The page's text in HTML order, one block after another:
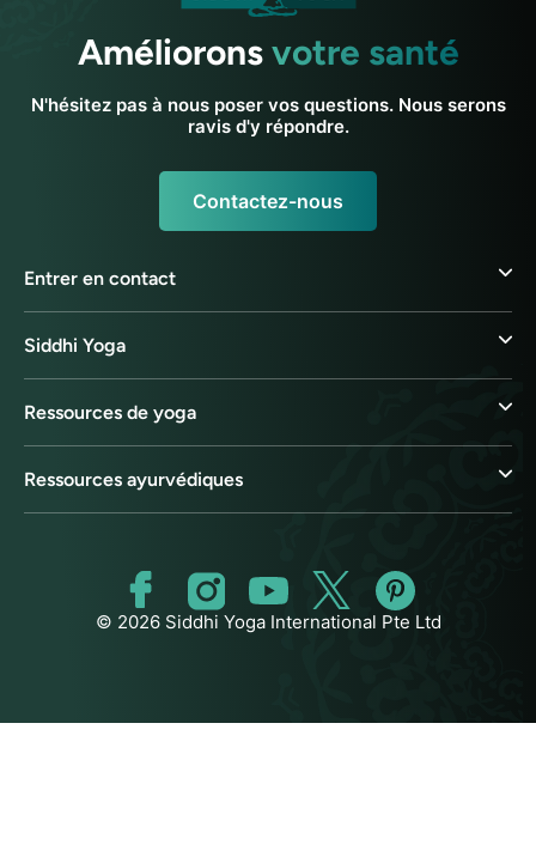
Amélioronsvotre santé
N'hésitez pas à nous poser vos questions. Nous serons
ravis d'y répondre.
Contactez-nous
Entrer en contact
Siddhi Yoga
Ressources de yoga
Ressources ayurvédiques
© 2026 Siddhi Yoga International Pte Ltd